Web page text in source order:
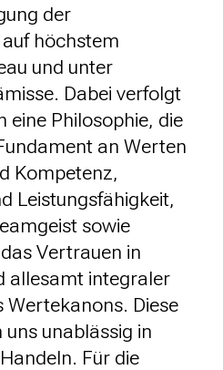
der
höchstem
und unter
Dabei verfolgt
eine Philosophie, die
an Werten
Kompetenz,
Leistungsfähigkeit,
sowie
Vertrauen in
allesamt integraler
Wertekanons. Diese
uns unablässig in
Für die